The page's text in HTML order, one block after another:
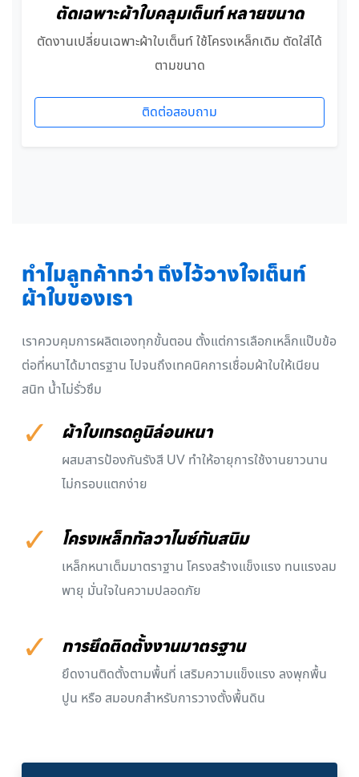
ตัดเฉพาะผ้าใบคลุมเต็นท์ หลายขนาด
ตัดงานเปลี่ยนเฉพาะผ้าใบเต็นท์ ใช้โครงเหล็กเดิม ตัดใส่ได้
ตามขนาด
ติดต่อสอบถาม
ทำไมลูกค้ากว่า ถึงไว้วางใจเต็นท์
ผ้าใบของเรา
เราควบคุมการผลิตเองทุกขั้นตอน ตั้งแต่การเลือกเหล็กแป๊บข้อ
ต่อที่หนาได้มาตรฐาน ไปจนถึงเทคนิคการเชื่อมผ้าใบให้เนียน
สนิท น้ำไม่รั่วซึม
✓ ผ้าใบเกรดคูนิล่อนหนา
ผสมสารป้องกันรังสี UV ทำให้อายุการใช้งานยาวนาน
ไม่กรอบแตกง่าย
✓ โครงเหล็กกัลวาไนซ์กันสนิม
เหล็กหนาเต็มมาตราฐาน โครงสร้างแข็งแรง ทนแรงลม
พายุ มั่นใจในความปลอดภัย
✓ การยึดติดตั้งงานมาตรฐาน
ยึดงานติดตั้งตามพื้นที่ เสริมความแข็งแรง ลงพุกพื้น
ปูน หรือ สมอบกสำหรับการวางตั้งพื้นดิน